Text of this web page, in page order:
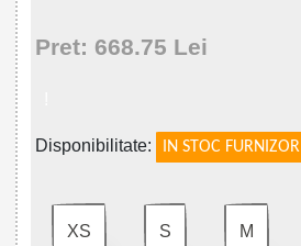
Pret: 668.75 Lei
Disponibilitate: IN STOC FURNIZOR
XS S M